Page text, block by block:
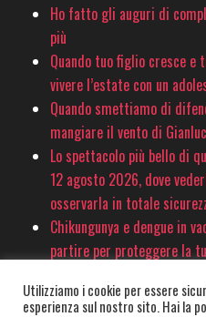
Ho fatto gli auguri di
più
Quando tuo figlio cresce
vivere l’estate con un
Quando smettiamo di
mangiare il vento di
Lo spettacolo più bello di
12 agosto 2026, dove
osservarla in totale
Chikungunya e dengue in
partire per proteggere la
© PinkSociety.it 2020-2026 - È
Utilizziamo i cookie per essere
esperienza sul nostro sito. Hai la